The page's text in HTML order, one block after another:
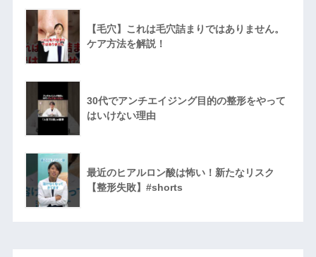
【毛穴】これは毛穴詰まりではありません。
ケア方法を解説！
30代でアンチエイジング目的の整形をやって
はいけない理由
最近のヒアルロン酸は怖い！新たなリスク
【整形失敗】#shorts